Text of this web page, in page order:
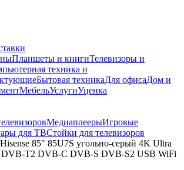
Планшеты и книгиТелевизоры и
техника и
Бытовая техникаДля офисаДом и
МебельУслугиУценка
МедиаплеерыИгровые
для ТВСтойки для телевизоров
85" 85U7S угольно-серый 4K Ultra
T2 DVB-C DVB-S DVB-S2 USB WiFi